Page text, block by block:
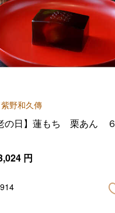
野和久傳
の日】蓮もち 栗あん ６
円